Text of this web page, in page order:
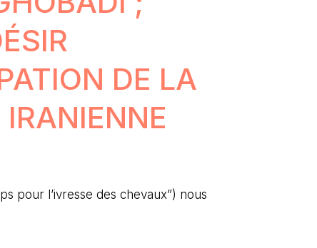
DE LA
pour l’ivresse des chevaux”) nous